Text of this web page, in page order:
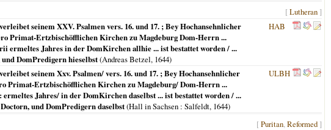
[Lutheran ]
seinem XXV. Psalmen vers. 16. und 17. ; Bey Hochansehnlicher
Primat-Ertzbischöfflichen Kirchen zu Magdeburg Dom-Herrn ...
ermeltes Jahres in der DomKirchen allhie ... ist bestattet worden / ...
DomPredigern hieselbst(Andreas Betzel, 1644)
HAB
seinem Xxv. Psalmen/ vers. 16. und 17. ; Bey Hochansehnlicher
Primat-Ertzbischöfflichen Kirchen zu Magdeburg/ Dom-Herrn ...
Jahres/ in der DomKirchen daselbst ... ist bestattet worden / ...
und DomPredigern daselbst(Hall in Sachsen : Salfeldt, 1644)
ULBH
[Puritan,Reformed ]